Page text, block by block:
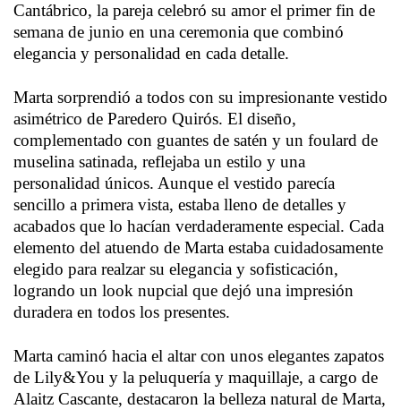
Cantábrico, la pareja celebró su amor el primer fin de
semana de junio en una ceremonia que combinó
elegancia y personalidad en cada detalle.
Marta sorprendió a todos con su impresionante vestido
asimétrico de Paredero Quirós. El diseño,
complementado con guantes de satén y un foulard de
muselina satinada, reflejaba un estilo y una
personalidad únicos. Aunque el vestido parecía
sencillo a primera vista, estaba lleno de detalles y
acabados que lo hacían verdaderamente especial. Cada
elemento del atuendo de Marta estaba cuidadosamente
elegido para realzar su elegancia y sofisticación,
logrando un look nupcial que dejó una impresión
duradera en todos los presentes.
Marta caminó hacia el altar con unos elegantes zapatos
de Lily&You y la peluquería y maquillaje, a cargo de
Alaitz Cascante, destacaron la belleza natural de Marta,